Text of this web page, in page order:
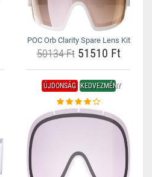
POC Orb Clarity Spare Lens Kit
50134 Ft51510 Ft
ÚJDONSÁG KEDVEZMÉNY